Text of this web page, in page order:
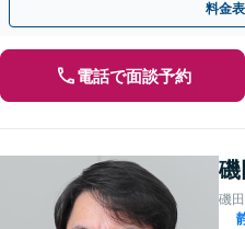
料金
電話で面談予約
磯